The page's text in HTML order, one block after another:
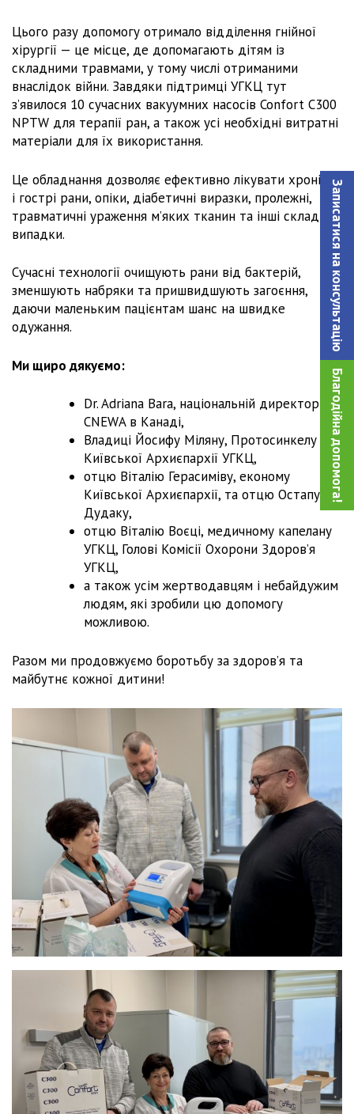
Записатися на консультацiю
Благодійна допомога!
Цього разу допомогу отримало відділення гнійної
хірургії — це місце, де допомагають дітям із
складними травмами, у тому числі отриманими
внаслідок війни. Завдяки підтримці УГКЦ тут
з’явилося 10 сучасних вакуумних насосів Confort C300
NPTW для терапії ран, а також усі необхідні витратні
матеріали для їх використання.
Це обладнання дозволяє ефективно лікувати хронічні
і гострі рани, опіки, діабетичні виразки, пролежні,
травматичні ураження м’яких тканин та інші складні
випадки.
Сучасні технології очищують рани від бактерій,
зменшують набряки та пришвидшують загоєння,
даючи маленьким пацієнтам шанс на швидке
одужання.
Ми щиро дякуємо:
Dr. Adriana Bara, національній директорці
CNEWA в Канаді,
Владиці Йосифу Міляну, Протосинкелу
Київської Архиєпархії УГКЦ,
отцю Віталію Герасиміву, економу
Київської Архиєпархії, та отцю Остапу
Дудаку,
отцю Віталію Воєці, медичному капелану
УГКЦ, Голові Комісії Охорони Здоров’я
УГКЦ,
а також усім жертводавцям і небайдужим
людям, які зробили цю допомогу
можливою.
Разом ми продовжуємо боротьбу за здоров’я та
майбутнє кожної дитини!